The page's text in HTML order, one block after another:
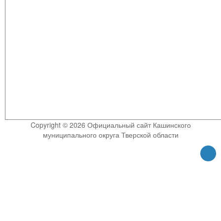
Copyright © 2026 Официальный сайт Кашинского
муниципального округа Тверской области